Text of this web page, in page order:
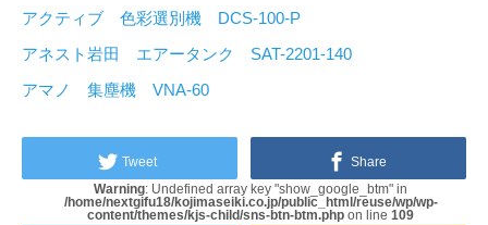
アクティブ 色彩選別機 DCS-100-P
アネスト岩田 エアータンク SAT-2201-140
アマノ 集塵機 VNA-60
Tweet
Share
Warning: Undefined array key "show_google_btm" in
/home/nextgifu18/kojimaseiki.co.jp/public_html/reuse/wp/wp-
content/themes/kjs-child/sns-btn-btm.php on line109